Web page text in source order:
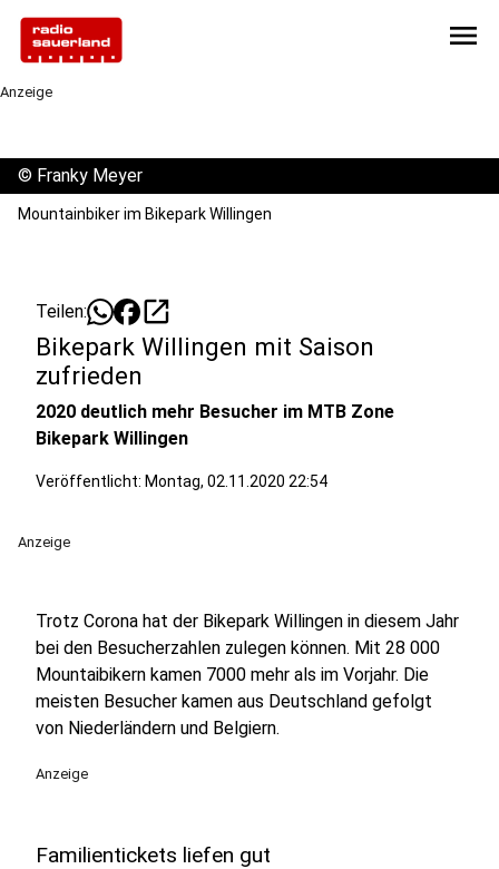
menu
Anzeige
© Franky Meyer
Mountainbiker im Bikepark Willingen
Teilen: open_in_new
Bikepark Willingen mit Saison
zufrieden
2020 deutlich mehr Besucher im MTB Zone
Bikepark Willingen
Veröffentlicht: Montag, 02.11.2020 22:54
Anzeige
Trotz Corona hat der Bikepark Willingen in diesem Jahr
bei den Besucherzahlen zulegen können. Mit 28 000
Mountaibikern kamen 7000 mehr als im Vorjahr. Die
meisten Besucher kamen aus Deutschland gefolgt
von Niederländern und Belgiern.
Anzeige
Familientickets liefen gut